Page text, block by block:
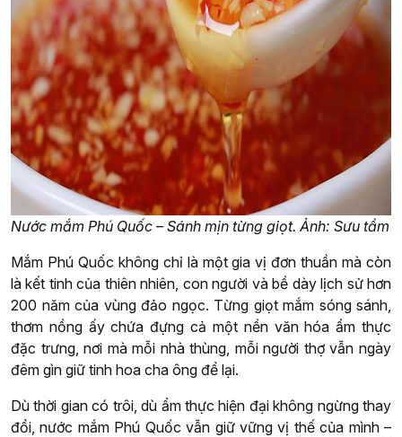
Nước mắm Phú Quốc – Sánh mịn từng giọt. Ảnh: Sưu tầm
Mắm Phú Quốc không chỉ là một gia vị đơn thuần mà còn
là kết tinh của thiên nhiên, con người và bề dày lịch sử hơn
200 năm của vùng đảo ngọc. Từng giọt mắm sóng sánh,
thơm nồng ấy chứa đựng cả một nền văn hóa ẩm thực
đặc trưng, nơi mà mỗi nhà thùng, mỗi người thợ vẫn ngày
đêm gìn giữ tinh hoa cha ông để lại.
Dù thời gian có trôi, dù ẩm thực hiện đại không ngừng thay
đổi, nước mắm Phú Quốc vẫn giữ vững vị thế của mình –